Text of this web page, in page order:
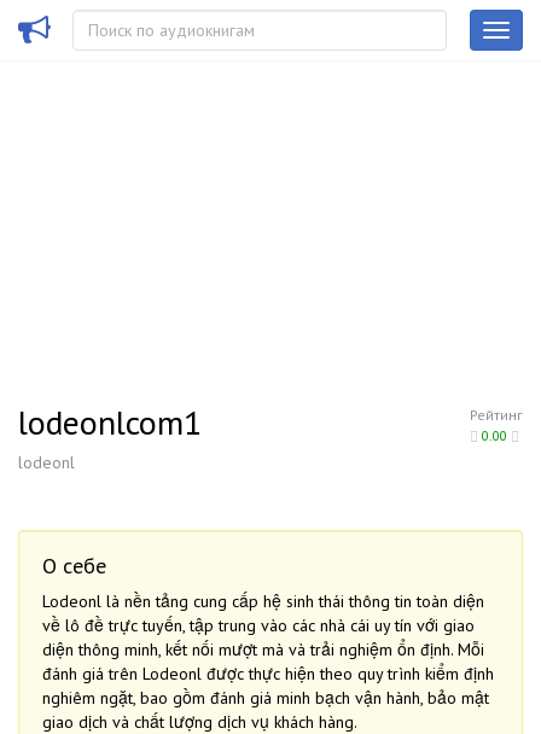
Рейтинг
0.00
lodeonlcom1
lodeonl
О себе
Lodeonl là nền tảng cung cấp hệ sinh thái thông tin toàn diện
về lô đề trực tuyến, tập trung vào các nhà cái uy tín với giao
diện thông minh, kết nối mượt mà và trải nghiệm ổn định. Mỗi
đánh giá trên Lodeonl được thực hiện theo quy trình kiểm định
nghiêm ngặt, bao gồm đánh giá minh bạch vận hành, bảo mật
giao dịch và chất lượng dịch vụ khách hàng.